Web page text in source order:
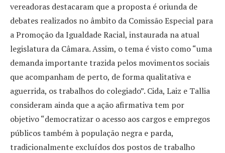
vereadoras destacaram que a proposta é oriunda de
debates realizados no âmbito da Comissão Especial para
a Promoção da Igualdade Racial, instaurada na atual
legislatura da Câmara. Assim, o tema é visto como “uma
demanda importante trazida pelos movimentos sociais
que acompanham de perto, de forma qualitativa e
aguerrida, os trabalhos do colegiado”. Cida, Laiz e Tallia
consideram ainda que a ação afirmativa tem por
objetivo “democratizar o acesso aos cargos e empregos
públicos também à população negra e parda,
tradicionalmente excluídos dos postos de trabalho